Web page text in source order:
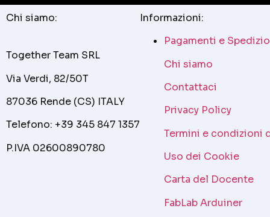
Chi siamo:
Together Team SRL
Via Verdi, 82/50T
87036 Rende (CS) ITALY
Telefono: +39 345 847 1357
P.IVA 02600890780
Informazioni:
Pagamenti e
Chi siamo
Contattaci
Privacy Policy
Termini e condizioni
Uso dei Cookie
Carta del Docente
FabLab Arduiner